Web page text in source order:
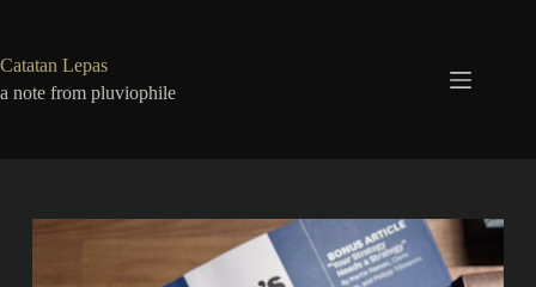
Catatan Lepas
a note from pluviophile